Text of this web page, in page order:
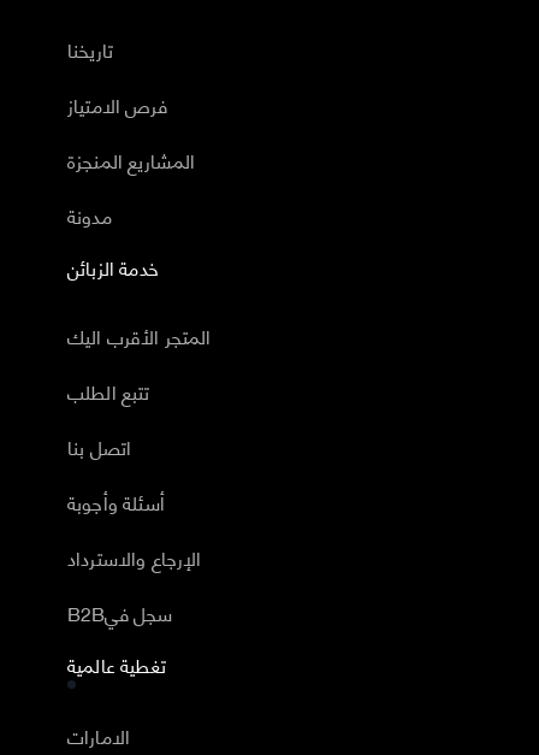
تاريخنا
فرص الامتياز
المشاريع المنجزة
مدونة
خدمة الزبائن
المتجر الأقرب اليك
تتبع الطلب
اتصل بنا
أسئلة وأجوبة
الإرجاع والاسترداد
B2Bسجل في
تغطية عالمية
الامارات